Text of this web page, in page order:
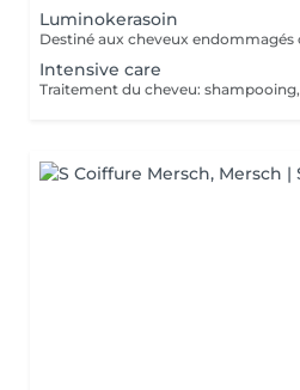
Luminokerasoin
Intensive care